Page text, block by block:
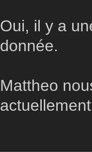
Oui, il y a
donnée.
Mattheo